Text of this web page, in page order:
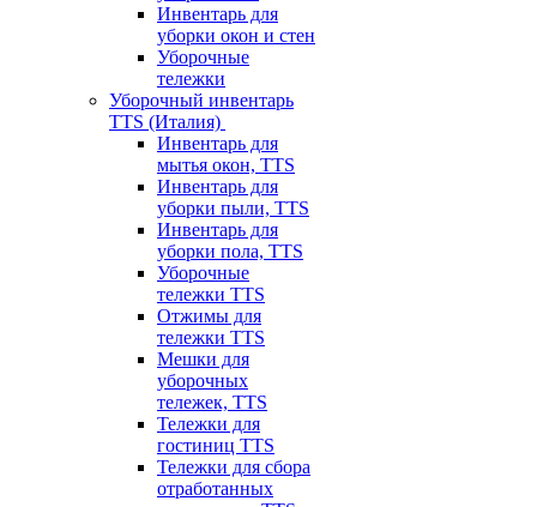
Инвентарь для
уборки окон и стен
Уборочные
тележки
Уборочный инвентарь
TTS (Италия)
Инвентарь для
мытья окон, TTS
Инвентарь для
уборки пыли, TTS
Инвентарь для
уборки пола, TTS
Уборочные
тележки TTS
Отжимы для
тележки TTS
Мешки для
уборочных
тележек, TTS
Тележки для
гостиниц TTS
Тележки для сбора
отработанных